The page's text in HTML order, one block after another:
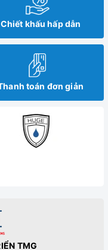
Chiết khấu hấp dẫn
toán đơn giản
TMG